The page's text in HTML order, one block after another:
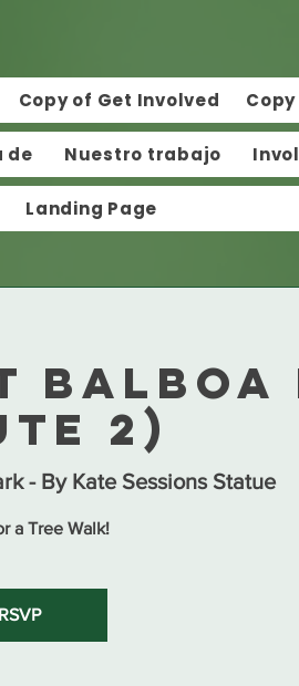
Copy of Get Involved
de Nuestro trabajo
Landing Page
Balboa
2)
- By Kate Sessions Statue
a Tree Walk!
RSVP